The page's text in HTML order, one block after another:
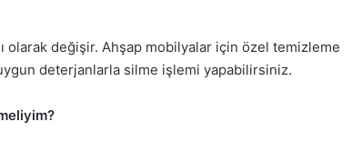
olarak değişir. Ahşap mobilyalar için özel temizleme
deterjanlarla silme işlemi yapabilirsiniz.